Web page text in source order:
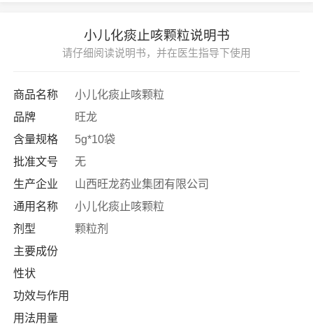
小儿化痰止咳颗粒说明书
请仔细阅读说明书，并在医生指导下使用
商品名称
小儿化痰止咳颗粒
品牌
旺龙
含量规格
5g*10袋
批准文号
无
生产企业
山西旺龙药业集团有限公司
通用名称
小儿化痰止咳颗粒
剂型
颗粒剂
主要成份
性状
功效与作用
用法用量